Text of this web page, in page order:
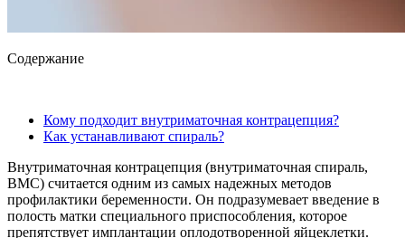
Содержание
Кому подходит внутриматочная контрацепция?
Как устанавливают спираль?
Внутриматочная контрацепция (внутриматочная спираль,
ВМС) считается одним из самых надежных методов
профилактики беременности. Он подразумевает введение в
полость матки специального приспособления, которое
препятствует имплантации оплодотворенной яйцеклетки.